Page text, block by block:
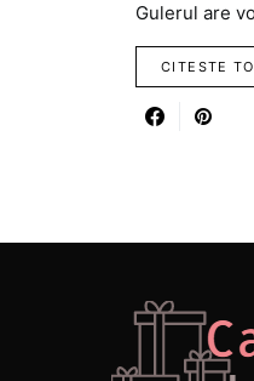
Gulerul are
CITESTE